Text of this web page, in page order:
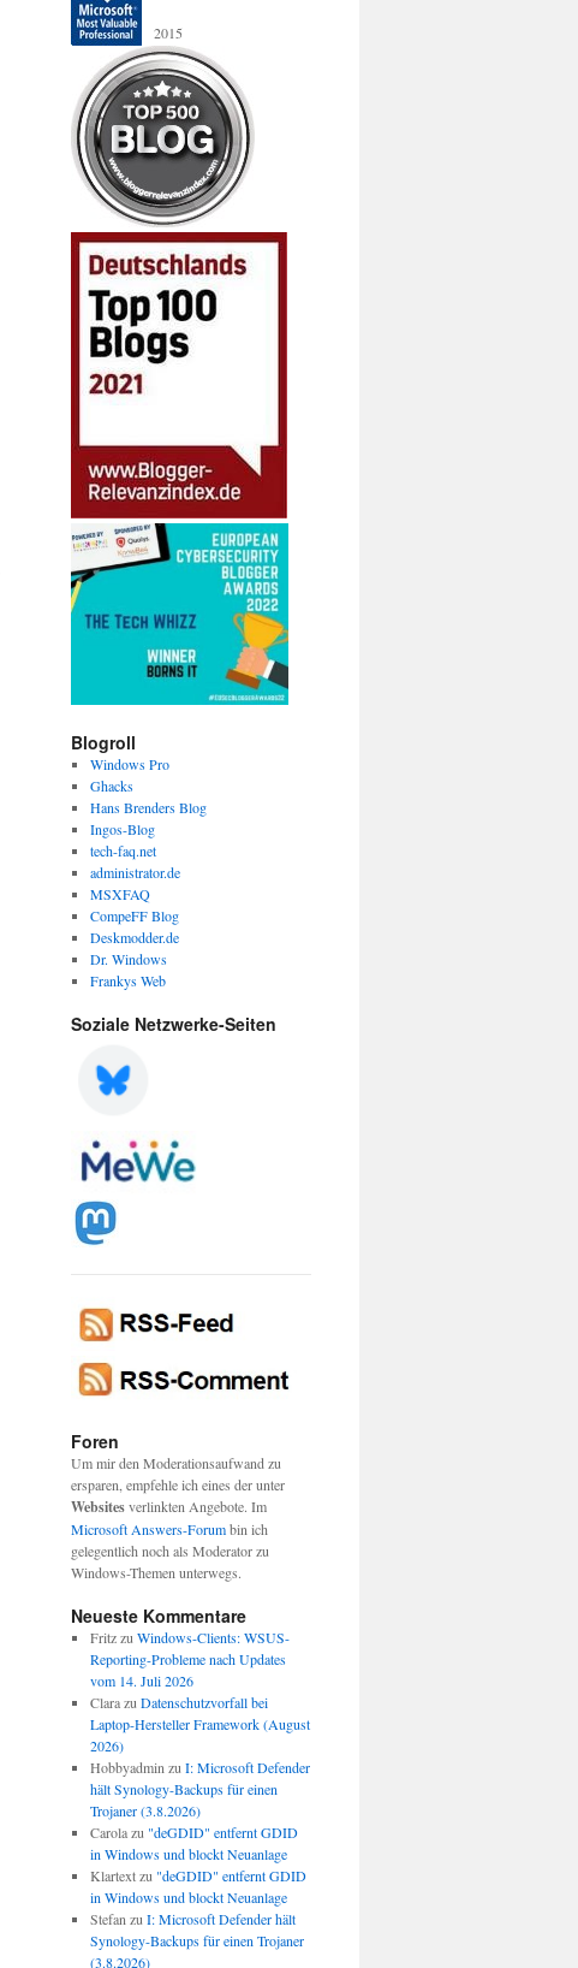
2015
Blogroll
Windows Pro
Ghacks
Hans Brenders Blog
Ingos-Blog
tech-faq.net
administrator.de
MSXFAQ
CompeFF Blog
Deskmodder.de
Dr. Windows
Frankys Web
Soziale Netzwerke-Seiten
Foren
Um mir den Moderationsaufwand zu
ersparen, empfehle ich eines der unter
Websitesverlinkten Angebote. Im
Microsoft Answers-Forumbin ich
gelegentlich noch als Moderator zu
Windows-Themen unterwegs.
Neueste Kommentare
Fritzzu Windows-Clients: WSUS-
Reporting-Probleme nach Updates
vom 14. Juli 2026
Clarazu Datenschutzvorfall bei
Laptop-Hersteller Framework (August
2026)
Hobbyadmin zu I: Microsoft Defender
hält Synology-Backups für einen
Trojaner (3.8.2026)
Carolazu "deGDID" entfernt GDID
in Windows und blockt Neuanlage
Klartextzu "deGDID" entfernt GDID
in Windows und blockt Neuanlage
Stefan zu I: Microsoft Defender hält
Synology-Backups für einen Trojaner
(3.8.2026)